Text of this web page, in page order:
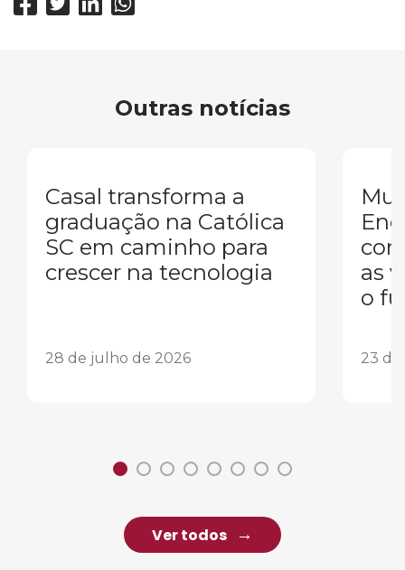
Outras notícias
Casal transforma a
graduação na Católica
SC em caminho para
crescer na tecnologia
28 de julho de 2026
as
o
23
Ver todos